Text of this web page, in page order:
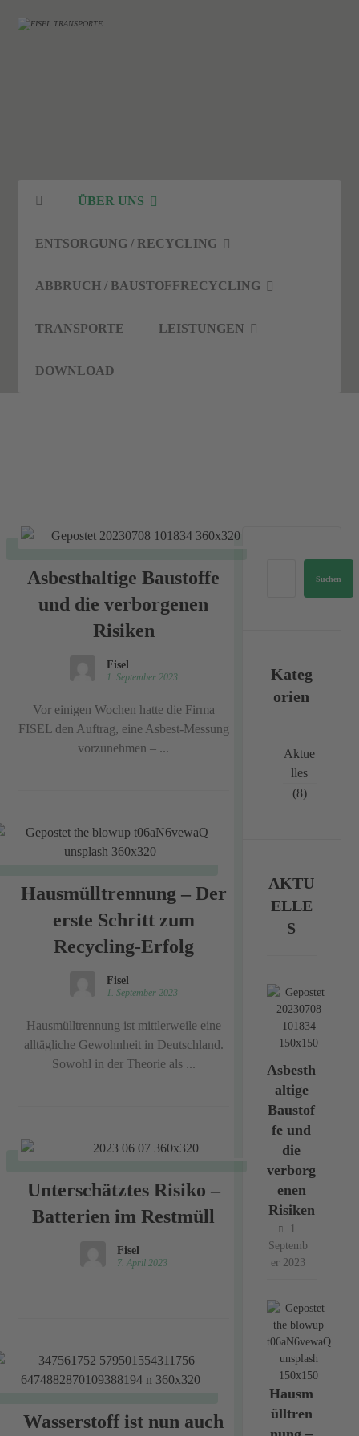
ÜBER UNS
ENTSORGUNG / RECYCLING
ABBRUCH / BAUSTOFFRECYCLING
TRANSPORTE LEISTUNGEN
DOWNLOAD
Asbesthaltige Baustoffe
und die verborgenen
Risiken
Fisel
1. September 2023
Vor einigen Wochen hatte die Firma
FISEL den Auftrag, eine Asbest-Messung
vorzunehmen – ...
Hausmülltrennung – Der
erste Schritt zum
Recycling-Erfolg
Fisel
1. September 2023
Hausmülltrennung ist mittlerweile eine
alltägliche Gewohnheit in Deutschland.
Sowohl in der Theorie als ...
Unterschätztes Risiko –
Batterien im Restmüll
Fisel
7. April 2023
Wasserstoff ist nun auch
Kateg
orien
Aktue
lles
(8)
AKTU
ELLE
S
Asbesth
altige
Baustof
fe und
die
verborg
enen
Risiken
1.
Septemb
er 2023
Hausm
ülltren